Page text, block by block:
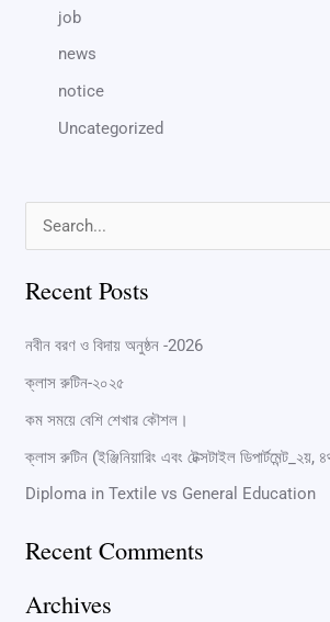
job
news
notice
Uncategorized
a
h
f
o
r
Recent Posts
নবীন বরণ ও বিদায় অনুষ্ঠন -2026
ক্লাস রুটিন-২০২৫
কম সময়ে বেশি শেখার কৌশল।
ক্লাস রুটিন (ইঞ্জিনিয়ারিং এবং টেক্সটাইল ডিপার্টমেন্ট_২য়,
Diploma in Textile vs General Education
Recent Comments
Archives